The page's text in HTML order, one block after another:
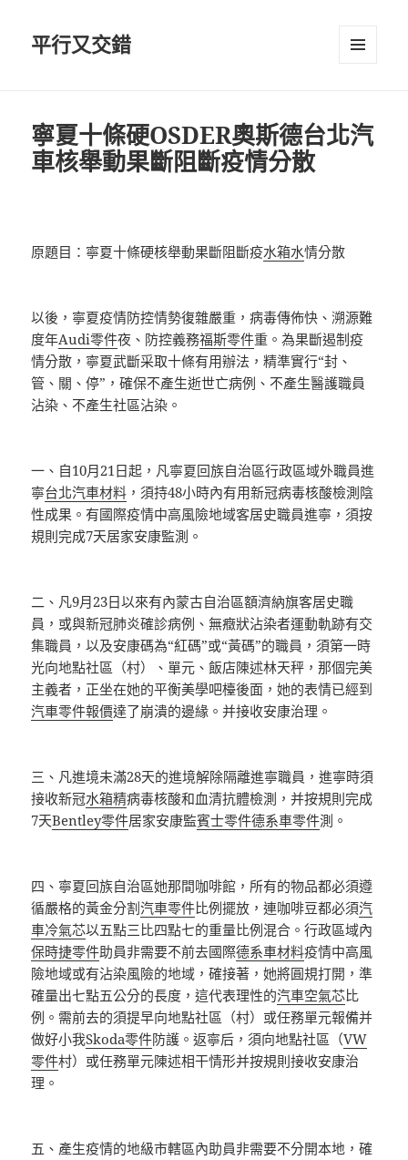
平行又交錯
寧夏十條硬OSDER奧斯德台北汽
車核舉動果斷阻斷疫情分散
原題目：寧夏十條硬核舉動果斷阻斷疫水箱水情分散
以後，寧夏疫情防控情勢復雜嚴重，病毒傳佈快、溯源難
度年Audi零件夜、防控義務福斯零件重。為果斷遏制疫
情分散，寧夏武斷采取十條有用辦法，精準實行“封、
管、關、停”，確保不產生逝世亡病例、不產生醫護職員
沾染、不產生社區沾染。
一、自10月21日起，凡寧夏回族自治區行政區域外職員進
寧台北汽車材料 ，須持48小時內有用新冠病毒核酸檢測陰
性成果。有國際疫情中高風險地域客居史職員進寧，須按
規則完成7天居家安康監測。
二、凡9月23日以來有內蒙古自治區額濟納旗客居史職
員，或與新冠肺炎確診病例、無癥狀沾染者運動軌跡有交
集職員，以及安康碼為“紅碼”或“黃碼”的職員，須第一時
光向地點社區（村）、單元、飯店陳述林天秤，那個完美
主義者，正坐在她的平衡美學吧檯後面，她的表情已經到
汽車零件報價達了崩潰的邊緣。并接收安康治理。
三、凡進境未滿28天的進境解除隔離進寧職員，進寧時須
接收新冠水箱精病毒核酸和血清抗體檢測，并按規則完成
7天Bentley零件居家安康監賓士零件德系車零件測。
四、寧夏回族自治區她那間咖啡館，所有的物品都必須遵
循嚴格的黃金分割汽車零件比例擺放，連咖啡豆都必須汽
車冷氣芯以五點三比四點七的重量比例混合。行政區域內
保時捷零件助員非需要不前去國際德系車材料疫情中高風
險地域或有沾染風險的地域，確接著，她將圓規打開，準
確量出七點五公分的長度，這代表理性的汽車空氣芯比
例。需前去的須提早向地點社區（村）或任務單元報備并
做好小我Skoda零件防護。返寧后，須向地點社區（VW
零件村）或任務單元陳述相干情形并按規則接收安康治
理。
五、產生疫情的地級市轄區內助員非需要不分開本地，確